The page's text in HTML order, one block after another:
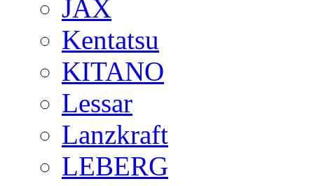
JAX
Kentatsu
KITANO
Lessar
Lanzkraft
LEBERG